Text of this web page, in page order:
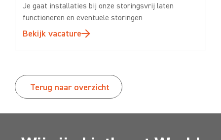
Je gaat installaties bij onze storingsvrij laten
functioneren en eventuele storingen
Bekijk vacature
Terug naar overzicht